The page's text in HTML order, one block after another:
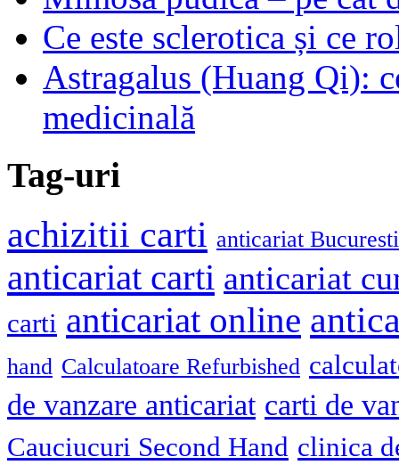
Ce este sclerotica și ce
Astragalus (Huang Qi):
medicinală
Tag-uri
achizitii carti anticariat Bucuresti
anticariat carti anticariat
carti anticariat online
hand Calculatoare Refurbished
de vanzare anticariat carti de
Cauciucuri Second Hand clinica